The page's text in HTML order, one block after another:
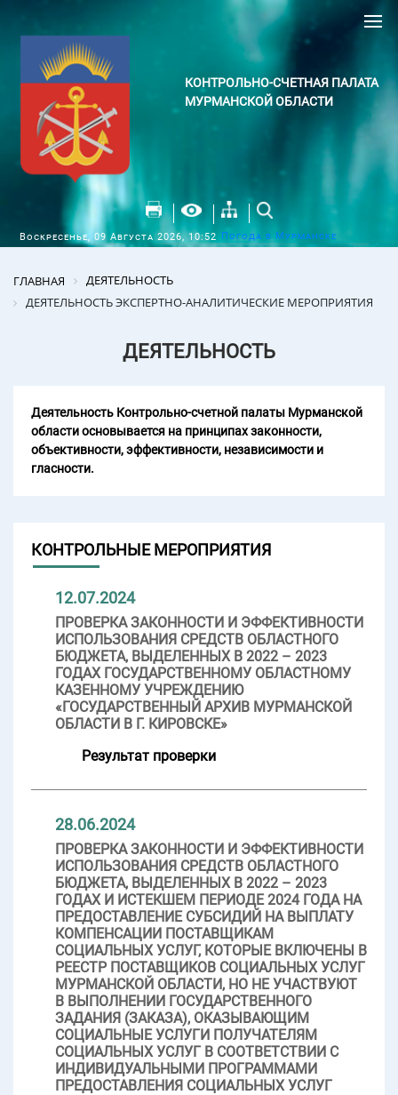
КОНТРОЛЬНО-СЧЕТНАЯ ПАЛАТА
МУРМАНСКОЙ ОБЛАСТИ
Воскресенье, 09 Августа 2026, 10:52 Погода в Мурманске
ГЛАВНАЯ
ДЕЯТЕЛЬНОСТЬ
ДЕЯТЕЛЬНОСТЬ ЭКСПЕРТНО-АНАЛИТИЧЕСКИЕ МЕРОПРИЯТИЯ
ДЕЯТЕЛЬНОСТЬ
Деятельность Контрольно-счетной палаты Мурманской
области основывается на принципах законности,
объективности, эффективности, независимости и
гласности.
КОНТРОЛЬНЫЕ МЕРОПРИЯТИЯ
12.07.2024
ПРОВЕРКА ЗАКОННОСТИ И ЭФФЕКТИВНОСТИ
ИСПОЛЬЗОВАНИЯ СРЕДСТВ ОБЛАСТНОГО
БЮДЖЕТА, ВЫДЕЛЕННЫХ В 2022 – 2023
ГОДАХ ГОСУДАРСТВЕННОМУ ОБЛАСТНОМУ
КАЗЕННОМУ УЧРЕЖДЕНИЮ
«ГОСУДАРСТВЕННЫЙ АРХИВ МУРМАНСКОЙ
ОБЛАСТИ В Г. КИРОВСКЕ»
Результат проверки
28.06.2024
ПРОВЕРКА ЗАКОННОСТИ И ЭФФЕКТИВНОСТИ
ИСПОЛЬЗОВАНИЯ СРЕДСТВ ОБЛАСТНОГО
БЮДЖЕТА, ВЫДЕЛЕННЫХ В 2022 – 2023
ГОДАХ И ИСТЕКШЕМ ПЕРИОДЕ 2024 ГОДА НА
ПРЕДОСТАВЛЕНИЕ СУБСИДИЙ НА ВЫПЛАТУ
КОМПЕНСАЦИИ ПОСТАВЩИКАМ
СОЦИАЛЬНЫХ УСЛУГ, КОТОРЫЕ ВКЛЮЧЕНЫ В
РЕЕСТР ПОСТАВЩИКОВ СОЦИАЛЬНЫХ УСЛУГ
МУРМАНСКОЙ ОБЛАСТИ, НО НЕ УЧАСТВУЮТ
В ВЫПОЛНЕНИИ ГОСУДАРСТВЕННОГО
ЗАДАНИЯ (ЗАКАЗА), ОКАЗЫВАЮЩИМ
СОЦИАЛЬНЫЕ УСЛУГИ ПОЛУЧАТЕЛЯМ
СОЦИАЛЬНЫХ УСЛУГ В СООТВЕТСТВИИ С
ИНДИВИДУАЛЬНЫМИ ПРОГРАММАМИ
ПРЕДОСТАВЛЕНИЯ СОЦИАЛЬНЫХ УСЛУГ